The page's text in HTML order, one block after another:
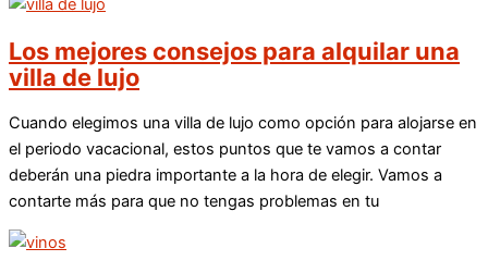
Los mejores consejos para alquilar una
villa de lujo
Cuando elegimos una villa de lujo como opción para alojarse en
el periodo vacacional, estos puntos que te vamos a contar
deberán una piedra importante a la hora de elegir. Vamos a
contarte más para que no tengas problemas en tu